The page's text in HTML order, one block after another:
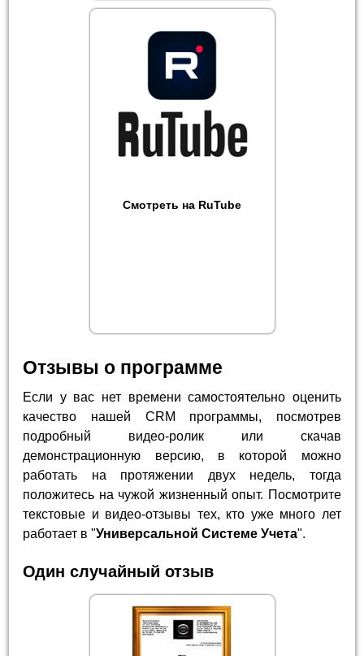
Смотреть на RuTube
Отзывы о программе
Если у вас нет времени самостоятельно оценить
качество нашей CRM программы, посмотрев
подробный видео-ролик или скачав
демонстрационную версию, в которой можно
работать на протяжении двух недель, тогда
положитесь на чужой жизненный опыт. Посмотрите
текстовые и видео-отзывы тех, кто уже много лет
работает в "Универсальной Системе Учета".
Один случайный отзыв